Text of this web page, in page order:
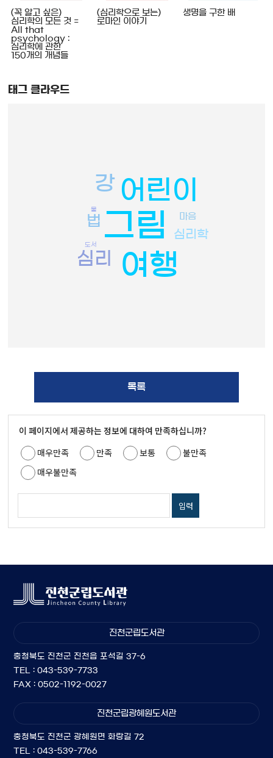
(꼭 알고 싶은)
심리학의 모든 것 =
All that
psychology :
심리학에 관한
150개의 개념들
(심리학으로 보는)
로마인 이야기
생명을 구한 배
태그 클라우드
그림
여행
어린이
강
심리
법
심리학
마음
도서
물
목록
이 페이지에서 제공하는 정보에 대하여 만족하십니까?
매우만족
만족 보통
불만족
매우불만족
진천군립도서관
충청북도 진천군 진천읍 포석길 37-6
TEL : 043-539-7733
FAX : 0502-1192-0027
진천군립광혜원도서관
충청북도 진천군 광혜원면 화랑길 72
TEL : 043-539-7766